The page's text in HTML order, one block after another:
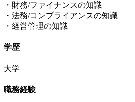
・財務/ファイナンスの知識
・法務/コンプライアンスの知識
・経営管理の知識
学歴
大学
職務経験